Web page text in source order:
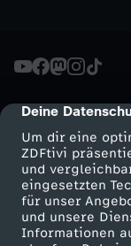
cmp-dialog-
Deine
Um dir eine
ZDFtivi
und
eingesetzten
für unser
und unsere
Informationen
e
n
t
e
Mehr ZDF
ZDF-Apps